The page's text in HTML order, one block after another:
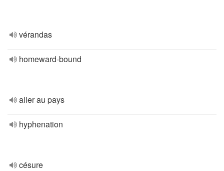
vérandas
homeward-bound
aller au pays
hyphenation
césure